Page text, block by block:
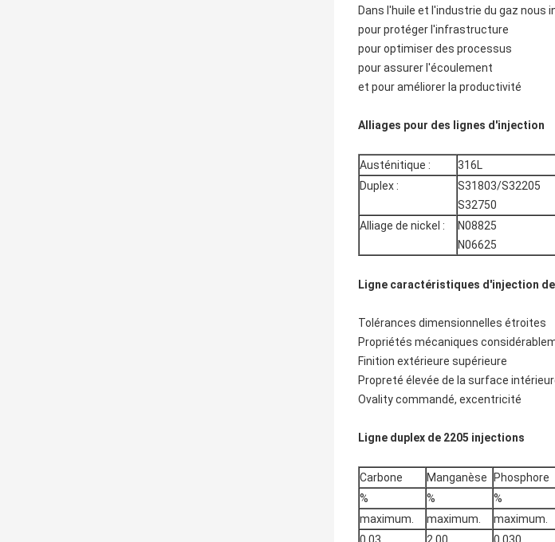
Dans l'huile et l'industrie du gaz
pour protéger l'infrastructure
pour optimiser des processus
pour assurer l'écoulement
et pour améliorer la productivité
Alliages pour des lignes d'injection
Austénitique : 316L
Duplex :
S31803/S32205
S32750
Alliage de nickel :
N08825
N06625
Ligne caractéristiques d'injection
Tolérances dimensionnelles étroites
Propriétés mécaniques
Finition extérieure supérieure
Propreté élevée de la surface
Ovality commandé, excentricité
Ligne duplex de 2205 injections
Carbone Manganèse Phosphore
%
% %
maximum.
maximum. maximum.